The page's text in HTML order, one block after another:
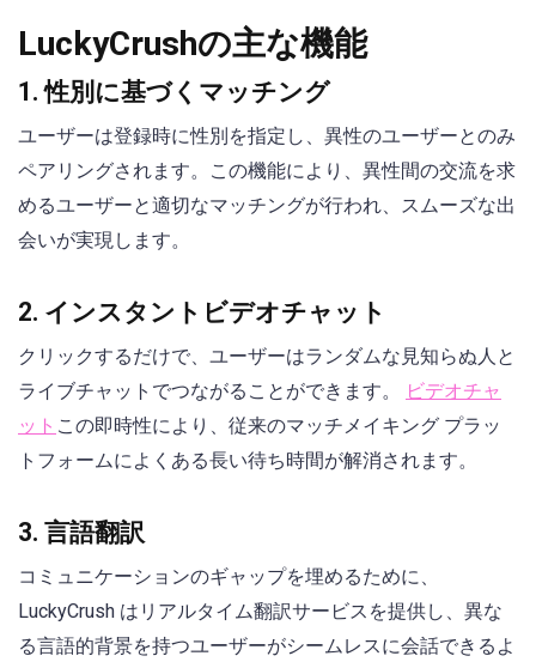
LuckyCrushの主な機能
1. 性別に基づくマッチング
ユーザーは登録時に性別を指定し、異性のユーザーとのみ
ペアリングされます。この機能により、異性間の交流を求
めるユーザーと適切なマッチングが行われ、スムーズな出
会いが実現します。
2. インスタントビデオチャット
クリックするだけで、ユーザーはランダムな見知らぬ人と
ライブチャットでつながることができます。
ビデオチャ
ット この即時性により、従来のマッチメイキング プラッ
トフォームによくある長い待ち時間が解消されます。
3. 言語翻訳
コミュニケーションのギャップを埋めるために、
LuckyCrush はリアルタイム翻訳サービスを提供し、異な
る言語的背景を持つユーザーがシームレスに会話できるよ